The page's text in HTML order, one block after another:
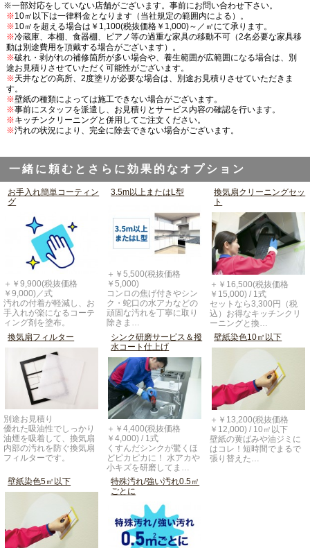
※一部対応をしていない店舗がございます。事前にお問い合わせ下さい。
※10㎡以下は一律料金となります（当社規定の範囲内による）。
※10㎡を超える場合は￥1,100(税抜価格￥1,000)～／㎡にて承ります。
※冷蔵庫、本棚、食器棚、ピアノ等の過重な家具の移動不可（2名必要な家具移
動は別途費用を頂戴する場合がございます）。
※破れ・剥がれの補修箇所が多い場合や、養生範囲が広範囲になる場合は、別
途お見積りさせていただく可能性がございます。
※天井などの高所、2度塗りが必要な場合は、別途お見積りさせていただきま
す。
※壁紙の種類によっては施工できない場合がございます。
※事前にスタッフを派遣し、お見積りとサービス内容の確認を行います。
※キッチンクリーニングと併用してご注文ください。
※汚れの状況により、完全に除去できない場合がございます。
一緒に頼むとさらに効果的なオプション
お手入れ簡単コーティン
グ
＋￥9,900(税抜価格
￥9,000)／式
汚れの付着が軽減し、お
手入れが楽になるコーテ
ィング剤を塗布。
3.5m以上またはL型
＋￥5,500(税抜価格
￥5,000)
コンロの焦げ付きやシン
ク・蛇口の水アカなどの
頑固な汚れを丁寧に取り
除きま…
換気扇クリーニングセッ
ト
＋￥16,500(税抜価格
￥15,000) / 1式
セットなら3,300円（税
込）お得なキッチンクリ
ーニングと換…
換気扇フィルター
別途お見積り
優れた吸油性でしっかり
油煙を吸着して、換気扇
内部の汚れを防ぐ換気扇
フィルターです。
シンク研磨サービス＆撥
水コート仕上げ
＋￥4,400(税抜価格
￥4,000) / 1式
くすんだシンクが驚くほ
どピカピカに！ 水アカや
小キズを研磨してま…
壁紙染色10㎡以下
＋￥13,200(税抜価格
￥12,000) / 10㎡以下
壁紙の黄ばみや油ジミに
はコレ！短時間でまるで
張り替えた…
壁紙染色5㎡以下
特殊汚れ/強い汚れ0.5㎡
ごとに